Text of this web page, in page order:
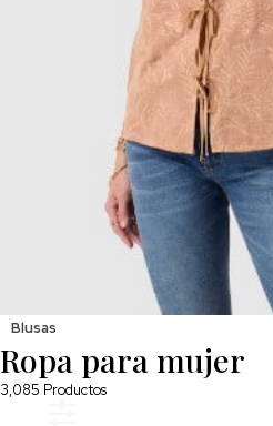
Blusas
Ropa para mujer
3,085 Productos